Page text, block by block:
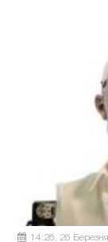
14:26, 26